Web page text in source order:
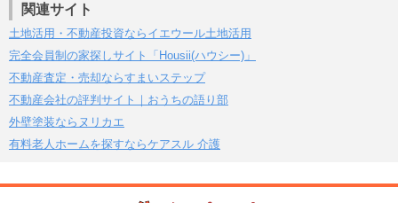
関連サイト
土地活用・不動産投資ならイエウール土地活用
完全会員制の家探しサイト「Housii(ハウシー)」
不動産査定・売却ならすまいステップ
不動産会社の評判サイト｜おうちの語り部
外壁塗装ならヌリカエ
有料老人ホームを探すならケアスル 介護